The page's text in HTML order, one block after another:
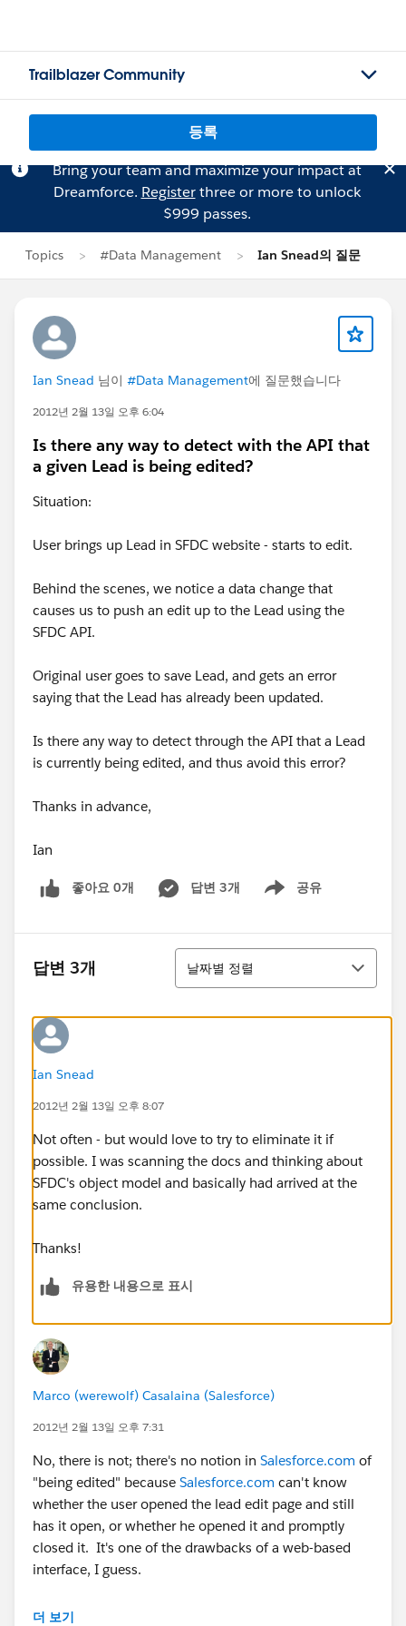
Trailblazer Community
등록
Bring your team and maximize your impact at
Dreamforce. Registerthree or more to unlock
$999 passes.
Topics #Data Management Ian Snead의 질문
Ian Snead 님이 #Data Management에 질문했습니다
2012년 2월 13일 오후 6:04
Is there any way to detect with the API that
a given Lead is being edited?
Situation:
User brings up Lead in SFDC website - starts to edit.
Behind the scenes, we notice a data change that
causes us to push an edit up to the Lead using the
SFDC API.
Original user goes to save Lead, and gets an error
saying that the Lead has already been updated.
Is there any way to detect through the API that a Lead
is currently being edited, and thus avoid this error?
Thanks in advance,
Ian
좋아요 0개 답변 3개 공유
Show menu
답변 3개
정렬
날짜별 정렬
Ian Snead
2012년 2월 13일 오후 8:07
Not often - but would love to try to eliminate it if
possible. I was scanning the docs and thinking about
SFDC's object model and basically had arrived at the
same conclusion.
Thanks!
유용한 내용으로 표시
Marco (werewolf) Casalaina (Salesforce)
2012년 2월 13일 오후 7:31
No, there is not; there's no notion in Salesforce.com of
"being edited" because Salesforce.com can't know
whether the user opened the lead edit page and still
has it open, or whether he opened it and promptly
closed it. It's one of the drawbacks of a web-based
interface, I guess.
Is this really happening to you that often?
더 보기